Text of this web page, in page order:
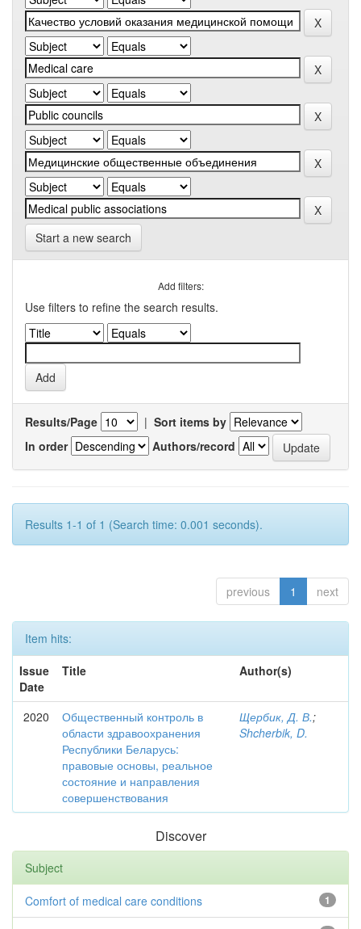
Start a new search
Add filters:
Use filters to refine the search results.
Results/Page | Sort items by
In order
Authors/record
Results 1-1 of 1 (Search time: 0.001 seconds).
previous 1 next
Item hits:
Issue
Date
Title Author(s)
2020
Общественный контроль в
области здравоохранения
Республики Беларусь:
правовые основы, реальное
состояние и направления
совершенствования
Щербик, Д. В.;
Shcherbik, D.
Discover
Subject
1
Comfort of medical care conditions